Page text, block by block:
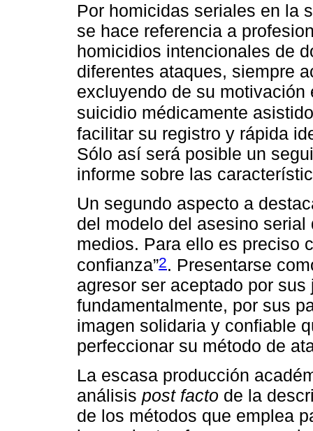
Por homicidas seriales en la
se hace referencia a
homicidios intencionales de
diferentes ataques, siempre
excluyendo de su
suicidio médicamente asistido
facilitar su registro y rápida
Sólo así será posible un
informe sobre las
Un segundo aspecto a
del modelo del asesino
medios. Para ello es preciso
confianza”2. Presentarse
agresor ser aceptado por
fundamentalmente, por sus
imagen solidaria y confiable
perfeccionar su método de
La escasa producción
análisis post facto de la
de los métodos que emplea